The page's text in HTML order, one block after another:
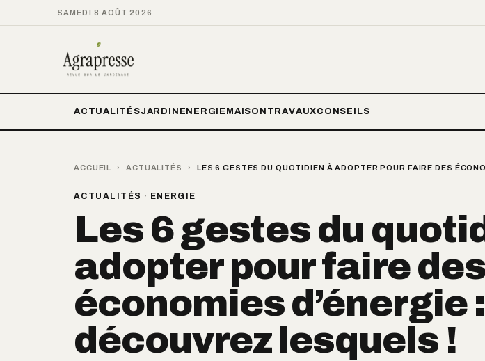
SAMEDI 8 AOÛT 2026
ACTUALITÉSJARDIN ENERGIE MAISON TRAVAUXCONSEILS
ACCUEIL › ACTUALITÉS › LES 6 GESTES DU QUOTIDIEN À ADOPTER POUR FAIRE DES
ACTUALITÉS · ENERGIE
Les 6 gestes du
adopter pour faire des
économies d’énergie :
découvrez lesquels !